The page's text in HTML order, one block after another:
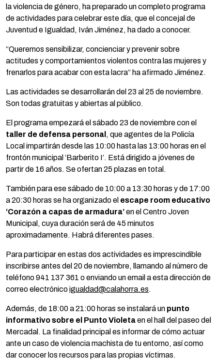
la violencia de género, ha preparado un completo programa
de actividades para celebrar este día, que el concejal de
Juventud e Igualdad, Iván Jiménez, ha dado a conocer.
“Queremos sensibilizar, concienciar y prevenir sobre
actitudes y comportamientos violentos contra las mujeres y
frenarlos para acabar con esta lacra” ha afirmado Jiménez.
Las actividades se desarrollarán del 23 al 25 de noviembre.
Son todas gratuitas y abiertas al público.
El programa empezará el sábado 23 de noviembre con el
taller de defensa personal , que agentes de la Policía
Local impartirán desde las 10:00 hasta las 13:00 horas en el
frontón municipal ‘Barberito I’. Está dirigido a jóvenes de
partir de 16 años. Se ofertan 25 plazas en total.
También para ese sábado de 10:00 a 13:30 horas y de 17:00
a 20:30 horas se ha organizado el escape room educativo
‘Corazón a capas de armadura’en el Centro Joven
Municipal, cuya duración será de 45 minutos
aproximadamente. Habrá diferentes pases.
Para participar en estas dos actividades es imprescindible
inscribirse antes del 20 de noviembre, llamando al número de
teléfono 941 137 361 o enviando un email a esta dirección de
correo electrónicoigualdad@calahorra.es.
Además, de 18:00 a 21:00 horas se instalará un punto
informativo sobre el Punto Violetaen el hall del paseo del
Mercadal. La finalidad principal es informar de cómo actuar
ante un caso de violencia machista de tu entorno, así como
dar conocer los recursos para las propias víctimas.